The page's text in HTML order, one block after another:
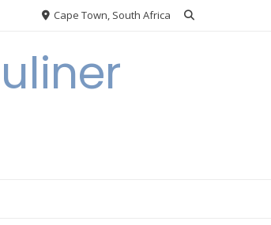
Cape Town, South Africa